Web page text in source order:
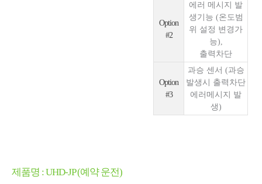
Option
#2
에러 메시지 발
생기능 (온도범
위 설정 변경가
능),
출력차단
Option
#3
과승 센서 (과승
발생시 출력차단
에러메시지 발
생)
제품명 : UHD-JP (예약 운전)